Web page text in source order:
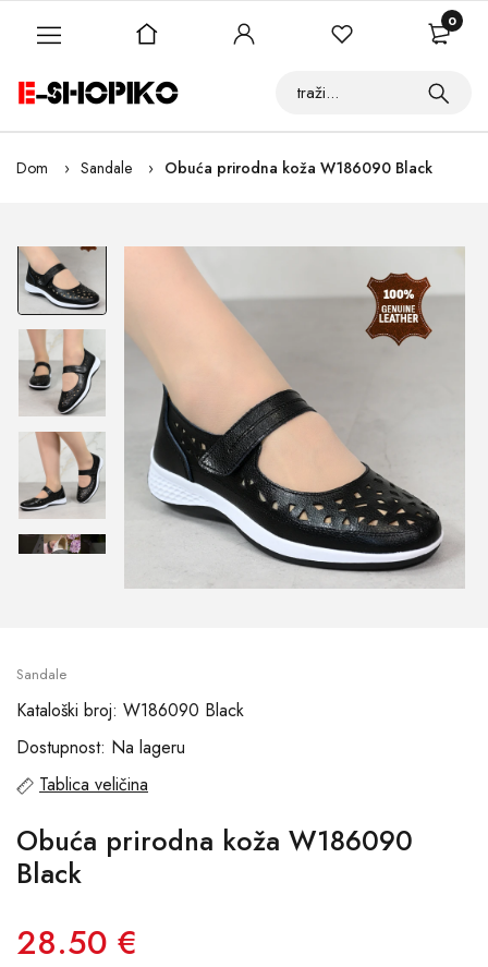
Dom Sandale Obuća prirodna koža W186090 Black
Sandale
Kataloški broj: W186090 Black
Dostupnost: Na lageru
Tablica veličina
Obuća prirodna koža W186090
Black
28.50 €
0